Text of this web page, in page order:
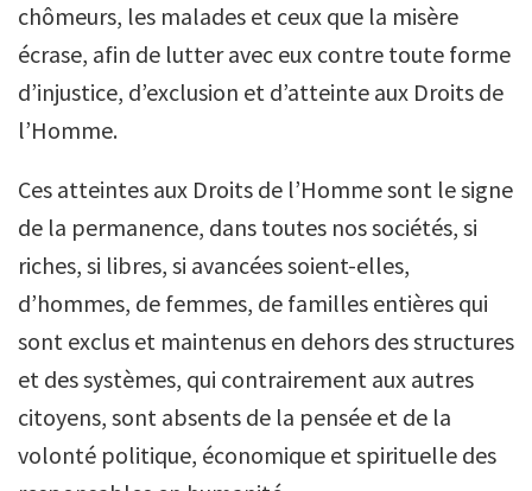
chômeurs, les malades et ceux que la misère
écrase, afin de lutter avec eux contre toute forme
d’injustice, d’exclusion et d’atteinte aux Droits de
l’Homme.
Ces atteintes aux Droits de l’Homme sont le signe
de la permanence, dans toutes nos sociétés, si
riches, si libres, si avancées soient-elles,
d’hommes, de femmes, de familles entières qui
sont exclus et maintenus en dehors des structures
et des systèmes, qui contrairement aux autres
citoyens, sont absents de la pensée et de la
volonté politique, économique et spirituelle des